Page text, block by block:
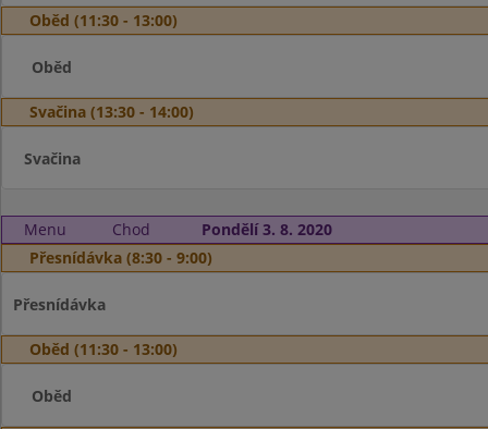
Oběd (11:30 - 13:00)
Oběd
Svačina (13:30 - 14:00)
Svačina
Menu Chod
Pondělí 3. 8. 2020
Přesnídávka (8:30 - 9:00)
Přesnídávka
Oběd (11:30 - 13:00)
Oběd